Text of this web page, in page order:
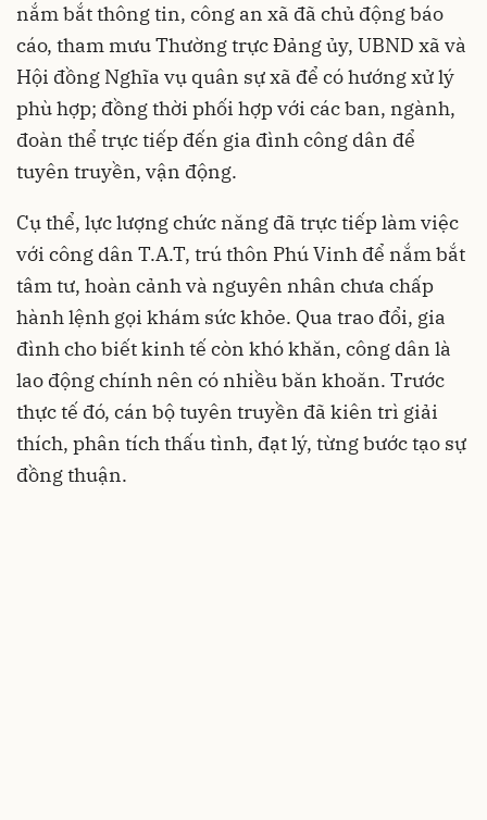
nắm bắt thông tin, công an xã đã chủ động báo
cáo, tham mưu Thường trực Đảng ủy, UBND xã và
Hội đồng Nghĩa vụ quân sự xã để có hướng xử lý
phù hợp; đồng thời phối hợp với các ban, ngành,
đoàn thể trực tiếp đến gia đình công dân để
tuyên truyền, vận động.
Cụ thể, lực lượng chức năng đã trực tiếp làm việc
với công dân T.A.T, trú thôn Phú Vinh để nắm bắt
tâm tư, hoàn cảnh và nguyên nhân chưa chấp
hành lệnh gọi khám sức khỏe. Qua trao đổi, gia
đình cho biết kinh tế còn khó khăn, công dân là
lao động chính nên có nhiều băn khoăn. Trước
thực tế đó, cán bộ tuyên truyền đã kiên trì giải
thích, phân tích thấu tình, đạt lý, từng bước tạo sự
đồng thuận.